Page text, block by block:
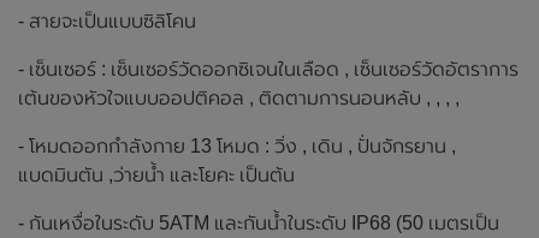
- สายจะเป็นแบบซิลิโคน
- เซ็นเซอร์ : เซ็นเซอร์วัดออกซิเจนในเลือด , เซ็นเซอร์วัดอัตราการ
เต้นของหัวใจแบบออปติคอล , ติดตามการนอนหลับ , , , ,
- โหมดออกกำลังกาย 13 โหมด : วิ่ง , เดิน , ปั่นจักรยาน ,
แบดมินตัน ,ว่ายน้ำ และโยคะ เป็นต้น
- กันเหงื่อในระดับ 5ATM และกันน้ำในระดับ IP68 (50 เมตรเป็น